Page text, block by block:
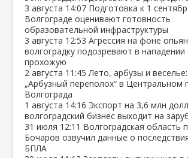
3 августа 14:07 Подготовка к 1
Волгограде оценивают готовность
образовательной инфраструктуры
3 августа 12:53 Агрессия на фоне
волгоградку подозревают в
прохожую
2 августа 11:45 Лето, арбузы и
„Арбузный переполох“ в Центральном
Волгограда
1 августа 14:16 Экспорт на 3,6 млн
волгоградский бизнес выходит на
31 июля 12:11 Волгоградская область
Бочаров озвучил данные о
БПЛА